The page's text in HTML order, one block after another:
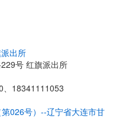
出所
号 红旗派出所
、18341111053
026号）--辽宁省大连市甘